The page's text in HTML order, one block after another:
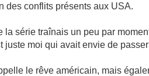
des conflits présents aux USA.
la série traînais un peu par
juste moi qui avait envie de
le rêve américain, mais